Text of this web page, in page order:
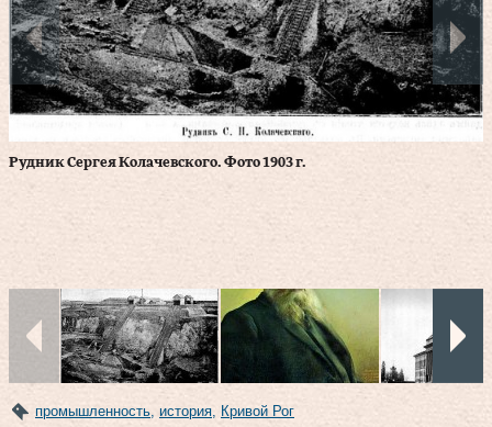
Рудник Сергея Колачевского. Фото 1903 г.
промышленность история Кривой Рог